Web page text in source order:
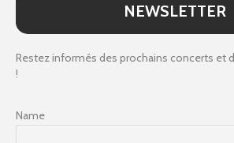
NEWSLETTER
Restez informés des prochains concerts et
!
Name